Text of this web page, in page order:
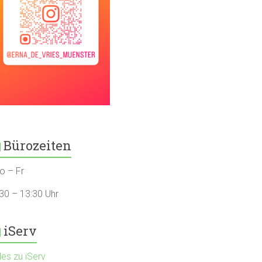
Bürozeiten
– Fr
– 13:30 Uhr
iServ
zu iServ